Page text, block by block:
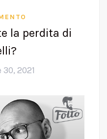
la perdita di
2021